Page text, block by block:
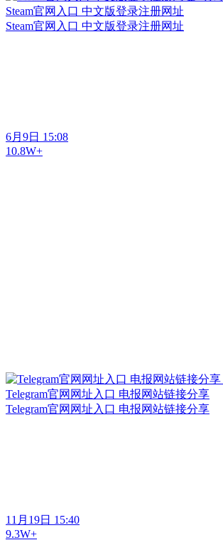
Steam官网入口 中文版登录注册网址
Steam官网入口 中文版登录注册网址
6月9日 15:08
10.8W+
Telegram官网网址入口 电报网站链接分享
Telegram官网网址入口 电报网站链接分享
11月19日 15:40
9.3W+